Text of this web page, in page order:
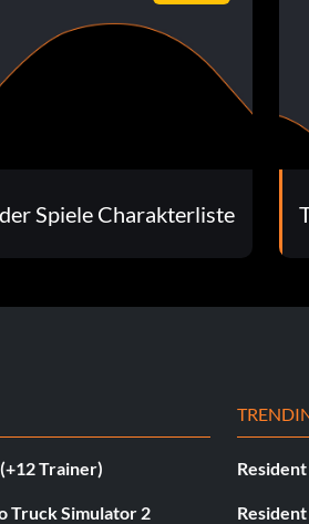
Spiele Charakterliste
Trainer)
Truck Simulator 2